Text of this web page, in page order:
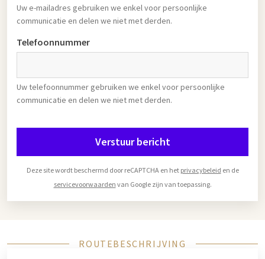
Uw e-mailadres gebruiken we enkel voor persoonlijke
communicatie en delen we niet met derden.
Telefoonnummer
Uw telefoonnummer gebruiken we enkel voor persoonlijke
communicatie en delen we niet met derden.
Verstuur bericht
Deze site wordt beschermd door reCAPTCHA en het privacybeleid en de
servicevoorwaarden van Google zijn van toepassing.
ROUTEBESCHRIJVING